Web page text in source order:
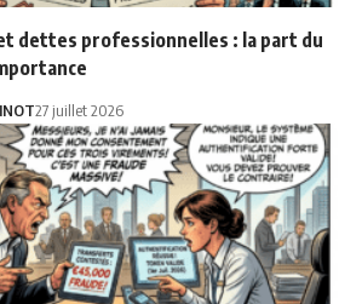
dettes professionnelles : la part du
27 juillet 2026